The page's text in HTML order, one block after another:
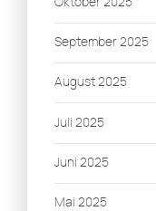
September 2025
August 2025
Juli 2025
Juni 2025
Mai 2025